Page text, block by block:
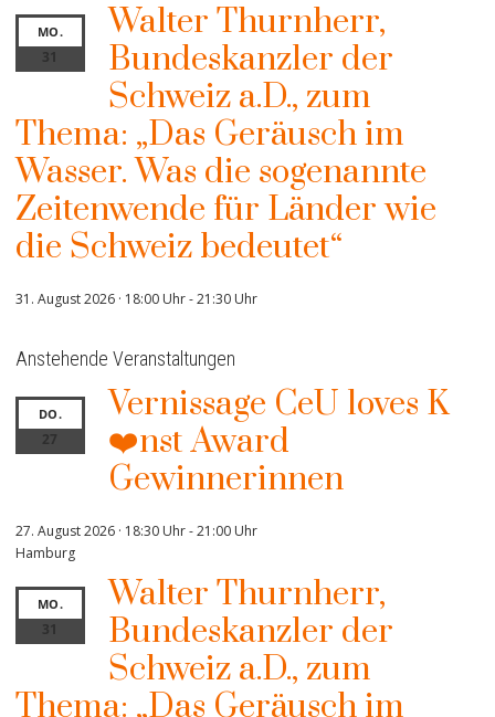
MO.
31
Walter Thurnherr,
Bundeskanzler der
Schweiz a.D., zum
Thema: „Das Geräusch im
Wasser. Was die sogenannte
Zeitenwende für Länder wie
die Schweiz bedeutet“
31. August 2026 · 18:00 Uhr-21:30 Uhr
Anstehende Veranstaltungen
DO.
27
Vernissage CeU loves K
❤️nst Award
Gewinnerinnen
27. August 2026 · 18:30 Uhr-21:00 Uhr
Hamburg
MO.
31
Walter Thurnherr,
Bundeskanzler der
Schweiz a.D., zum
Thema: „Das Geräusch im